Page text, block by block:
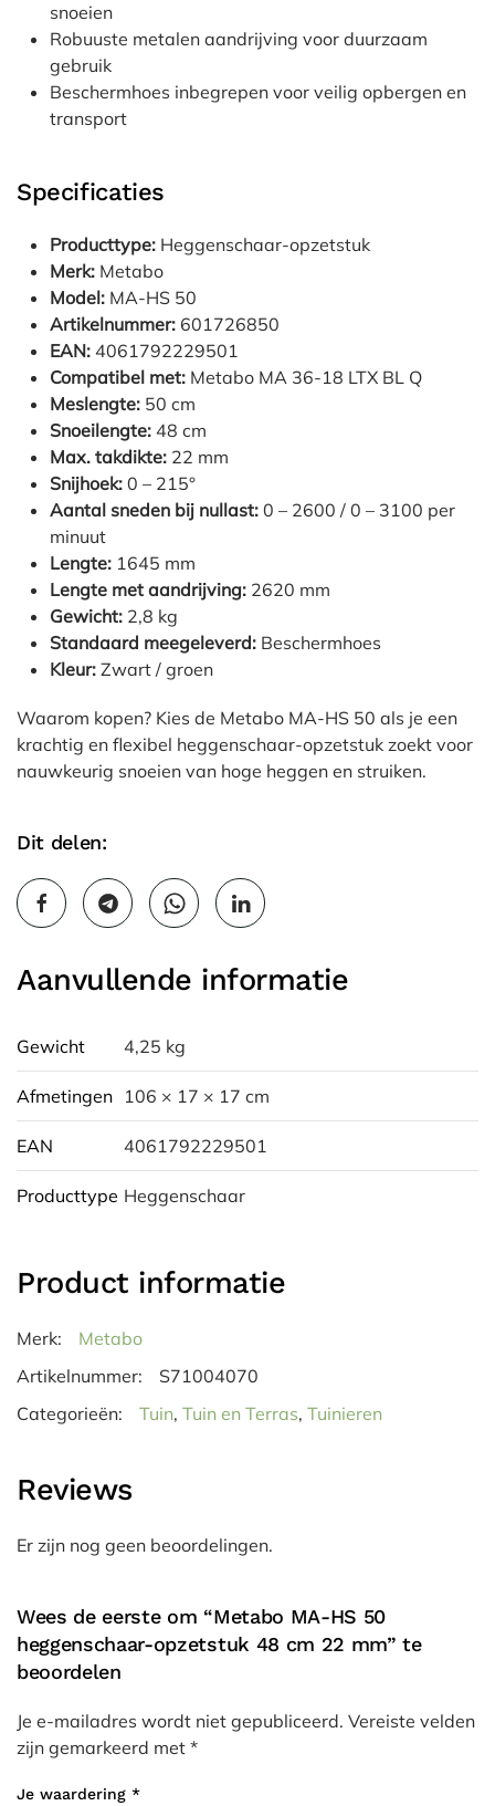
snoeien
Robuuste metalen aandrijving voor duurzaam
gebruik
Beschermhoes inbegrepen voor veilig opbergen en
transport
Specificaties
Producttype: Heggenschaar-opzetstuk
Merk: Metabo
Model: MA-HS 50
Artikelnummer: 601726850
EAN: 4061792229501
Compatibel met: Metabo MA 36-18 LTX BL Q
Meslengte: 50 cm
Snoeilengte: 48 cm
Max. takdikte: 22 mm
Snijhoek: 0 – 215°
Aantal sneden bij nullast: 0 – 2600 / 0 – 3100 per
minuut
Lengte: 1645 mm
Lengte met aandrijving: 2620 mm
Gewicht: 2,8 kg
Standaard meegeleverd: Beschermhoes
Kleur: Zwart / groen
Waarom kopen? Kies de Metabo MA-HS 50 als je een
krachtig en flexibel heggenschaar-opzetstuk zoekt voor
nauwkeurig snoeien van hoge heggen en struiken.
Dit delen:
Aanvullende informatie
Gewicht 4,25 kg
Afmetingen 106 × 17 × 17 cm
EAN 4061792229501
Producttype Heggenschaar
Product informatie
Merk:
Metabo
Artikelnummer:
S71004070
Categorieën:
Tuin, Tuin en Terras, Tuinieren
Reviews
Er zijn nog geen beoordelingen.
Wees de eerste om “Metabo MA-HS 50
heggenschaar-opzetstuk 48 cm 22 mm” te
beoordelen
Je e-mailadres wordt niet gepubliceerd. Vereiste velden
zijn gemarkeerd met *
Je waardering *